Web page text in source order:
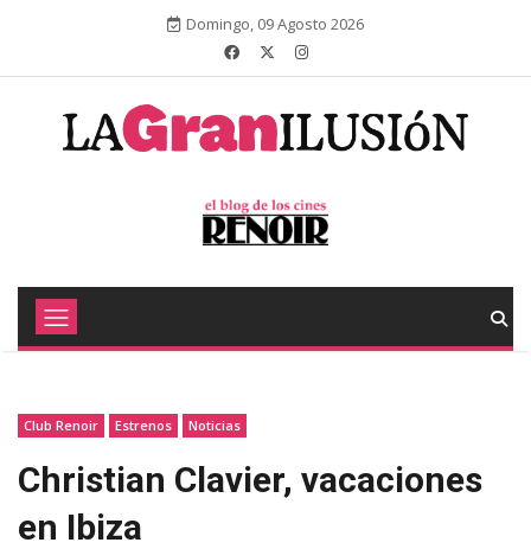
Domingo, 09 Agosto 2026
Club Renoir Estrenos Noticias
Christian Clavier, vacaciones
en Ibiza